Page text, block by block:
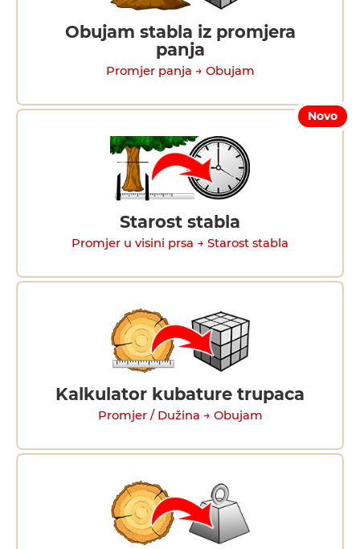
Obujam stabla iz promjera
panja
Promjer panja → Obujam
Novo
Starost stabla
Promjer u visini prsa → Starost stabla
Kalkulator kubature trupaca
Promjer / Dužina → Obujam